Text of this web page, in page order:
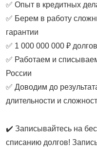
✅ Опыт в кредитных
✅ Берем в работу
гарантии
✅ 1 000 000 000 ₽
✅ Работаем и
России
✅ Доводим до
длительности и
✔️ Записывайтесь на
списанию долгов!